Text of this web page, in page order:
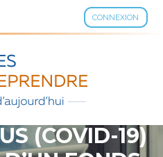
CONNEXION
(COVID-19)